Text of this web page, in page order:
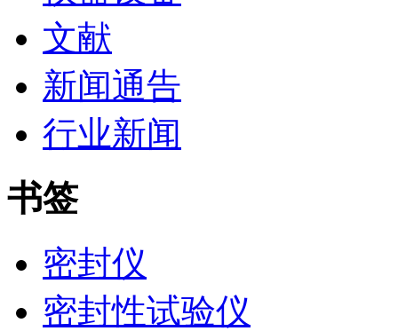
文献
新闻通告
行业新闻
书签
密封仪
密封性试验仪